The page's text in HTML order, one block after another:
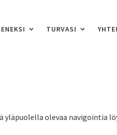
TURVASI
yläpuolella olevaa navigointia